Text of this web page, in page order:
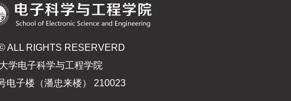
ALL RIGHTS RESERVERD
学电子科学与工程学院
电子楼（潘忠来楼） 210023